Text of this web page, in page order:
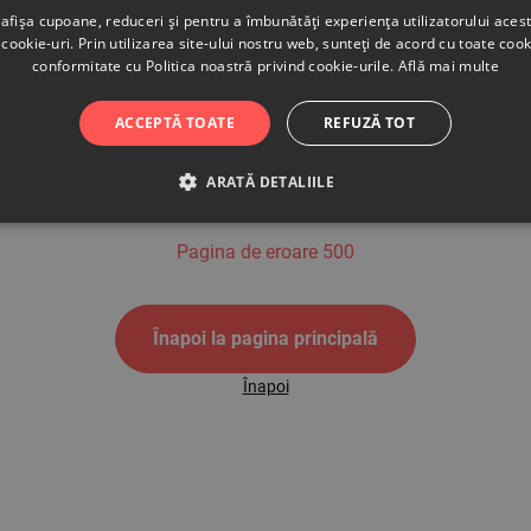
500
Pagina de eroare 500
Înapoi la pagina principală
Înapoi
cupoane, reduceri și pentru a îmbunătăți experiența utilizatorului
uri. Prin utilizarea site-ului nostru web, sunteți de acord cu toate
conformitate cu Politica noastră privind cookie-urile. Află mai multe
ACCEPTĂ TOATE REFUZĂ TOT
ARATĂ DETALIILE